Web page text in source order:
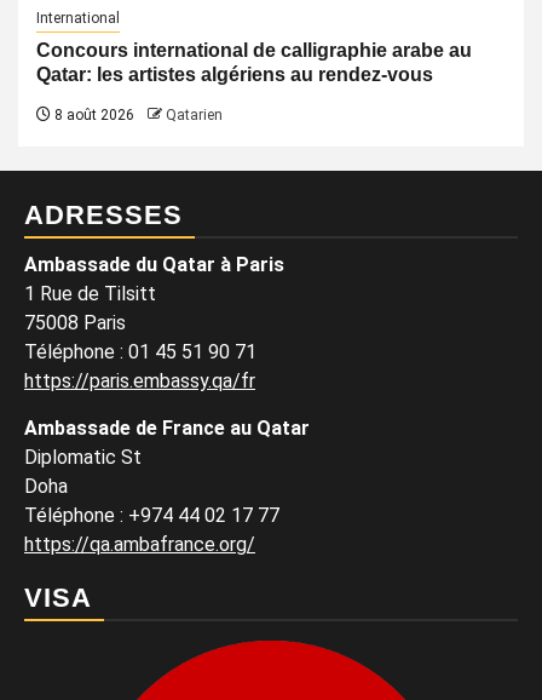
International
Concours international de calligraphie arabe au
Qatar: les artistes algériens au rendez-vous
8 août 2026 Qatarien
ADRESSES
Ambassade du Qatar à Paris
1 Rue de Tilsitt
75008 Paris
Téléphone : 01 45 51 90 71
https://paris.embassy.qa/fr
Ambassade de France au Qatar
Diplomatic St
Doha
Téléphone : +974 44 02 17 77
https://qa.ambafrance.org/
VISA